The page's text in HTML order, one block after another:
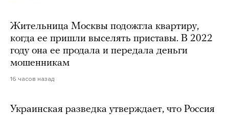
Жительница Москвы подожгла квартиру,
когда ее пришли выселять приставы. В 2022
году она ее продала и передала деньги
мошенникам
16 часов назад
Украинская разведка утверждает, что Россия